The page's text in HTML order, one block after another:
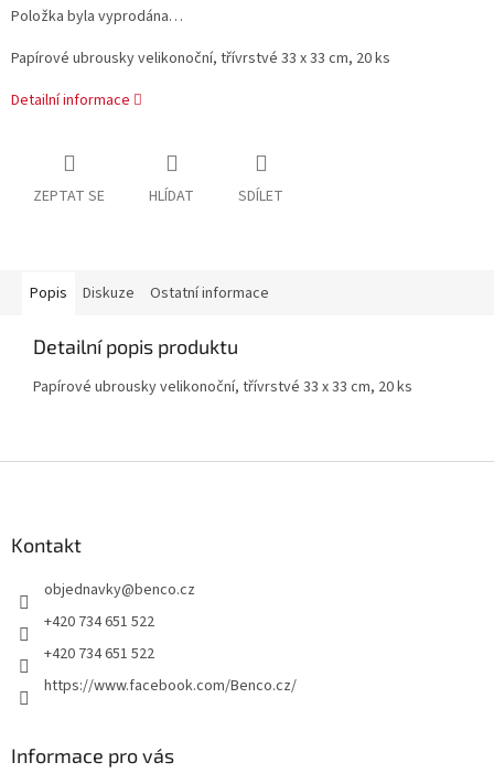
Položka byla vyprodána…
Papírové ubrousky velikonoční, třívrstvé 33 x 33 cm, 20 ks
Detailní informace
ZEPTAT SE HLÍDAT SDÍLET
Popis Diskuze Ostatní informace
Detailní popis produktu
Papírové ubrousky velikonoční, třívrstvé 33 x 33 cm, 20 ks
Kontakt
objednavky@benco.cz
+420 734 651 522
+420 734 651 522
https://www.facebook.com/Benco.cz/
Informace pro vás